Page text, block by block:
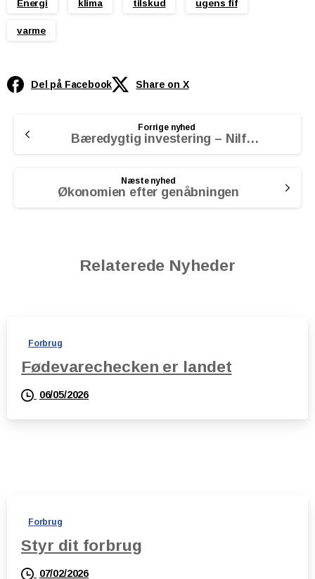
Energi klima tilskud ugens fif
varme
Del på Facebook Share on X
Reading
Forrige nyhed
Bæredygtig investering – Nilfisken blev grøn
Næste nyhed
Økonomien efter genåbningen
Relaterede Nyheder
Forbrug
Fødevarechecken er landet
06/05/2026
Forbrug
Styr dit forbrug
07/02/2026